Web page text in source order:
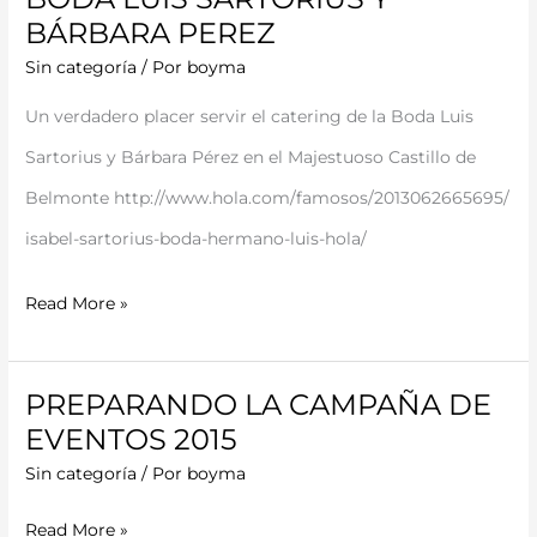
BÁRBARA PEREZ
Sin categoría / Por boyma
Un verdadero placer servir el catering de la Boda Luis
Sartorius y Bárbara Pérez en el Majestuoso Castillo de
Belmonte http://www.hola.com/famosos/2013062665695/
isabel-sartorius-boda-hermano-luis-hola/
LUIS
SARTORIUS
Y
BÁRBARA
PEREZ
Read More »
PREPARANDO LA CAMPAÑA DE
EVENTOS 2015
Sin categoría / Por boyma
PREPARANDO
LA
CAMPAÑA
DE
Read More »